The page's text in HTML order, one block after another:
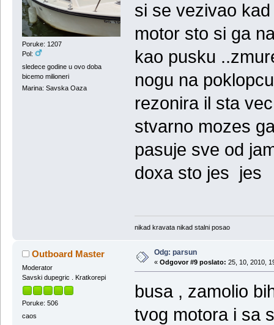
Poruke: 1207
Pol:
sledece godine u ovo doba
bicemo milioneri
Marina: Savska Oaza
si se vezivao
motor sto si ga
kao pusku
nogu na
rezonira il sta
stvarno mozes
pasuje sve od
doxa sto jes jes
nikad kravata nikad stalni posao
Outboard Master
Moderator
Savski dupegric . Kratkorepi
Poruke: 506
caos
Odg: parsun
« Odgovor #9 poslato: 25, 10, 2010,
busa , zamolio
tvog motora i sa